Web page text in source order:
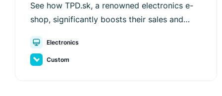
See how TPD.sk, a renowned electronics e-
shop, significantly boosts their sales and
Electronics
Custom